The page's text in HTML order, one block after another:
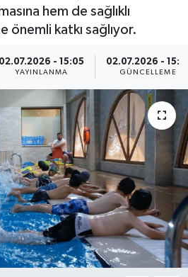
hem de sağlıklı
önemli katkı sağlıyor.
02.07.2026 - 15:05
YAYINLANMA
02.07.2026 -
GÜNCELLEME